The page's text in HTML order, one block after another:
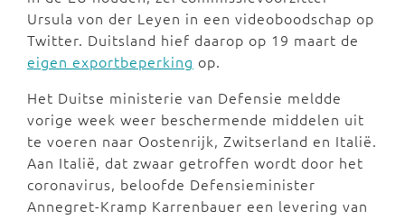
Ursula von der Leyen in een videoboodschap op
Twitter. Duitsland hief daarop op 19 maart de
eigen exportbeperking op.
Het Duitse ministerie van Defensie meldde
vorige week weer beschermende middelen uit
te voeren naar Oostenrijk, Zwitserland en Italië.
Aan Italië, dat zwaar getroffen wordt door het
coronavirus, beloofde Defensieminister
Annegret-Kramp Karrenbauer een levering van